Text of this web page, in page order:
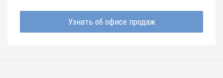
Узнать об офисе продаж